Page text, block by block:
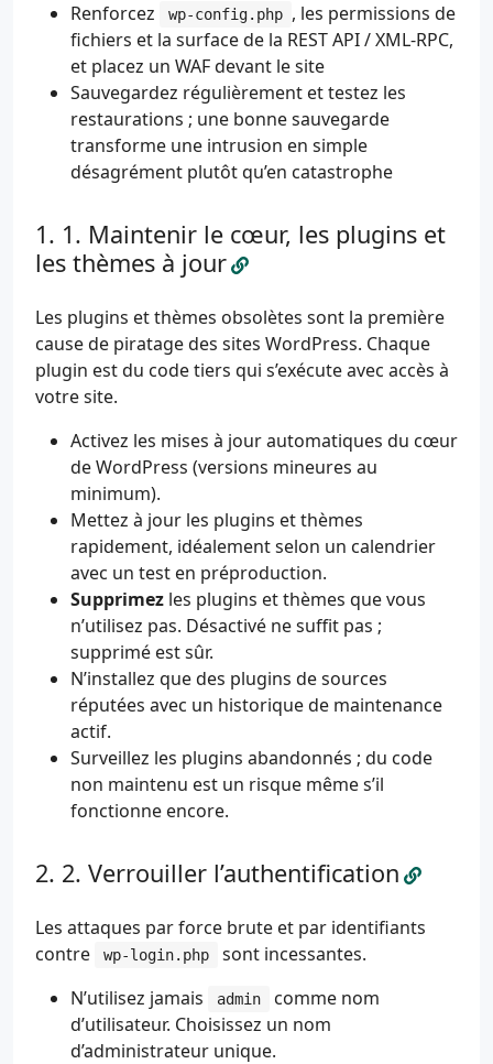
Renforcez
wp-config.php , les permissions de
fichiers et la surface de la REST API / XML-RPC,
et placez un WAF devant le site
Sauvegardez régulièrement et testez les
restaurations ; une bonne sauvegarde
transforme une intrusion en simple
désagrément plutôt qu’en catastrophe
1. Maintenir le cœur, les plugins et
les thèmes à jour
Les plugins et thèmes obsolètes sont la première
cause de piratage des sites WordPress. Chaque
plugin est du code tiers qui s’exécute avec accès à
votre site.
Activez les mises à jour automatiques du cœur
de WordPress (versions mineures au
minimum).
Mettez à jour les plugins et thèmes
rapidement, idéalement selon un calendrier
avec un test en préproduction.
Supprimez les plugins et thèmes que vous
n’utilisez pas. Désactivé ne suffit pas ;
supprimé est sûr.
N’installez que des plugins de sources
réputées avec un historique de maintenance
actif.
Surveillez les plugins abandonnés ; du code
non maintenu est un risque même s’il
fonctionne encore.
2. Verrouiller l’authentification
Les attaques par force brute et par identifiants
contre
wp-login.php
sont incessantes.
N’utilisez jamais
admin
comme nom
d’utilisateur. Choisissez un nom
d’administrateur unique.